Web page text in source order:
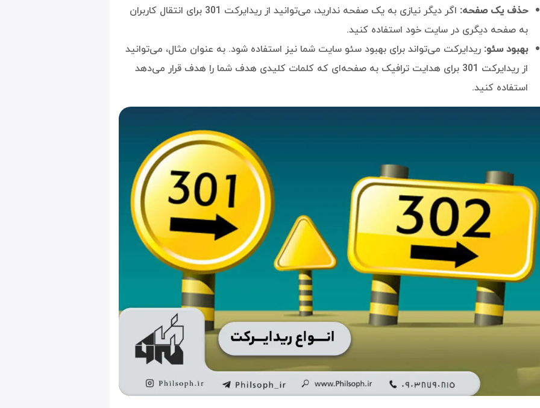
حذف یک صفحه:
اگر دیگر نیازی به یک صفحه ندارید، می‌توانید از ریدایرکت 301 برای انتقال کاربران
به صفحه دیگری در سایت خود استفاده کنید.
بهبود سئو: ریدایرکت می‌تواند برای بهبود سئو سایت شما نیز استفاده شود. به عنوان مثال، می‌توانید
از ریدایرکت 301 برای هدایت ترافیک به صفحه‌ای که کلمات کلیدی هدف شما را هدف قرار می‌دهد
استفاده کنید.